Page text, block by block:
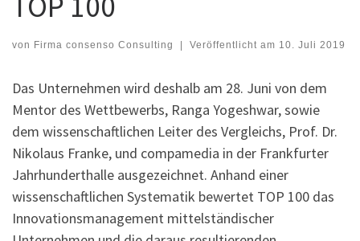
von Firma consenso Consulting | Veröffentlicht am 10. Juli 2019
Das Unternehmen wird deshalb am 28. Juni von dem
Mentor des Wettbewerbs, Ranga Yogeshwar, sowie
dem wissenschaftlichen Leiter des Vergleichs, Prof. Dr.
Nikolaus Franke, und compamedia in der Frankfurter
Jahrhunderthalle ausgezeichnet. Anhand einer
wissenschaftlichen Systematik bewertet TOP 100 das
Innovationsmanagement mittelständischer